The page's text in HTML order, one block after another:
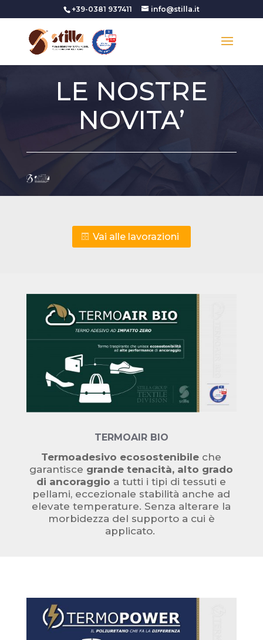
+39-0381 937411 info@stilla.it
LE NOSTRE
NOVITA’
Vai alle lavorazioni
TERMOAIR BIO
Termoadesivo ecosostenibile che
garantisce grande tenacità, alto grado
di ancoraggio a tutti i tipi di tessuti e
pellami, eccezionale stabilità anche ad
elevate temperature. Senza alterare la
morbidezza del supporto a cui è
applicato.